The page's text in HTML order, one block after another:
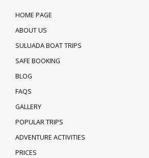
HOME PAGE
ABOUT US
SULUADA BOAT TRIPS
SAFE BOOKING
BLOG
FAQS
GALLERY
POPULAR TRIPS
ADVENTURE ACTIVITIES
PRICES